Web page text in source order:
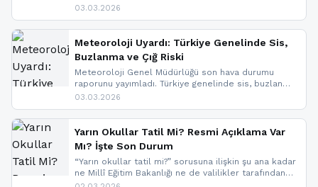
oluyor. Birçok il için kar yağışı ve buzlanma uyarısı
03.03.2026
Meteoroloji Uyardı: Türkiye Genelinde Sis,
Buzlanma ve Çığ Riski
Meteoroloji Genel Müdürlüğü son hava durumu
raporunu yayımladı. Türkiye genelinde sis, buzlanma
ve don beklenirken Doğu Anadolu ve Doğu
yapıldı. İşte son dakika meteoroloji gelişmeleri.
03.03.2026
Yarın Okullar Tatil Mi? Resmi Açıklama Var
Mı? İşte Son Durum
“Yarın okullar tatil mi?” sorusuna ilişkin şu ana kadar
ne Millî Eğitim Bakanlığı ne de valilikler tarafından
yapılmış resmi bir tatil açıklaması bulunmamaktadır.